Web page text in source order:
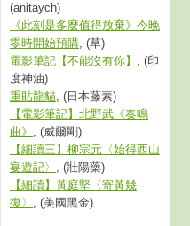
(anitaych)
《此刻是多麼值得放棄》今晚
零時開始預購, (草)
電影筆記【不能沒有你】 , (印
度神油)
重貼龍貓, (日本藤素)
【電影筆記】北野武《奏鳴
曲》 , (威爾剛)
【細讀三】柳宗元〈始得西山
宴遊記〉 , (壯陽藥)
【細讀】黃庭堅〈寄黃幾
復〉 , (美國黑金)